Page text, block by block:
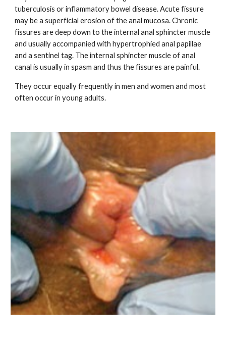
tuberculosis or inflammatory bowel disease. Acute fissure
may be a superficial erosion of the anal mucosa. Chronic
fissures are deep down to the internal anal sphincter muscle
and usually accompanied with hypertrophied anal papillae
and a sentinel tag. The internal sphincter muscle of anal
canal is usually in spasm and thus the fissures are painful.
They occur equally frequently in men and women and most
often occur in young adults.